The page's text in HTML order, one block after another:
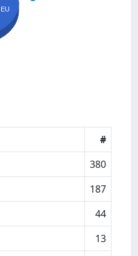
EU
#
380
187
44
13